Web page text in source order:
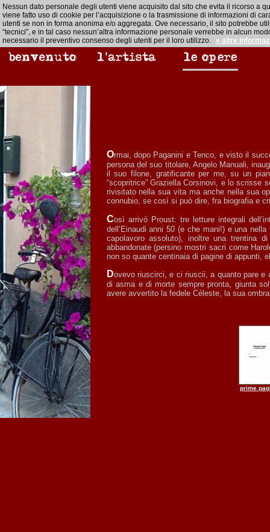
Ormai, dopo Paganini e Tenco, e visto il successo, se non altro di attenzione critica, di lettori e di editore (la Bastogi di Foggia, nella
persona del suo titolare, Angelo Manuali,
il suo filone, gratificante per me, su un
“scopritrice” Graziella Corsinovi, e lo scrisse
rivisitato nella sua vita ma anche nella sua
connubio, se così si può dire, fra biografia e
Così arrivò Proust: tre letture integrali dell’intera Recherche, delle quali una in Francese, una nella classica versione a più mani
dell’Einaudi anni 50 (e che mani!) e una
capolavoro assoluto), inoltre una trentina
abbandonate (persino mostri sacri come
non so quante centinaia di pagine di appunti,
Dovevo riuscirci, e ci riuscii, a quanto pare e a quanto si disse: Proust in teatro, nella sua stanza di profumi e fumi, di polvere e libri,
di asma e di morte sempre pronta, giunta
avere avvertito la fedele Céleste, la sua
prime
Nessun dato personale degli utenti viene acquisito dal sito che evita il ricorso a
viene fatto uso di cookie per l’acquisizione o la trasmissione di informazioni di
utenti se non in forma anonima e/o aggregata. Ove necessario, il sito potrebbe
“tecnici”, e in tal caso nessun’altra informazione personale verrebbe in alcun
necessario il preventivo consenso degli utenti per il loro utilizzo.
» altre